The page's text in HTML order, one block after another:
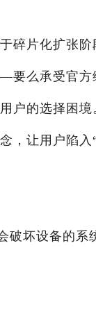
碎片化扩张
么承受官方
户的选择困
让用户陷入
坏设备的系